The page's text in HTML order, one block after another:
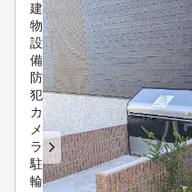
建
物
設
備
防
犯
カ
メ
ラ
駐
輪